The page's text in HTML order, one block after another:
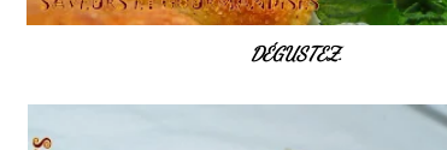
DÉGUSTEZ.